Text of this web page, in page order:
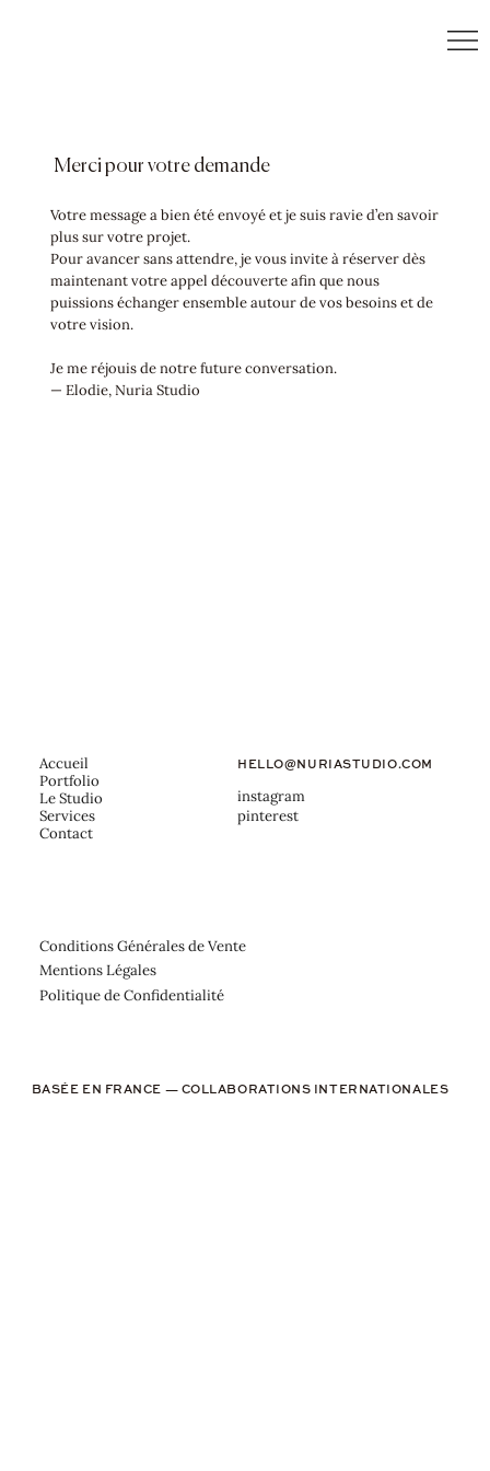
Merci pour votre demande
Votre message a bien été envoyé et je suis ravie d’en savoir
plus sur votre projet.
Pour avancer sans attendre, je vous invite à réserver dès
maintenant votre appel découverte afin que nous
puissions échanger ensemble autour de vos besoins et de
votre vision.
Je me réjouis de notre future conversation.
— Elodie, Nuria Studio
BASÉE EN FRANCE — COLLABORATIONS INTERNATIONALES
Accueil
Portfolio
Le Studio
Services
Contact
HELLO@NURIASTUDIO.COM
instagram
pinterest
Conditions Générales de Vente
Mentions Légales
Politique de Confidentialité